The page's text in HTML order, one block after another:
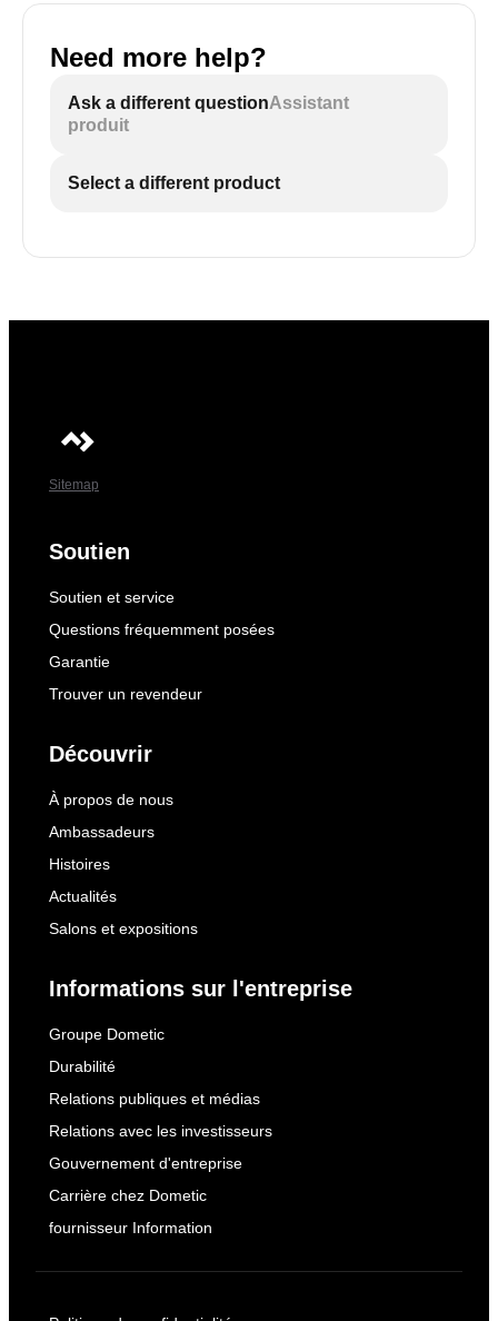
Need more help?
Ask a different questionAssistant
produit
Select a different product
Sitemap
Soutien
Soutien et service
Questions fréquemment posées
Garantie
Trouver un revendeur
Découvrir
À propos de nous
Ambassadeurs
Histoires
Actualités
Salons et expositions
Informations sur l'entreprise
Groupe Dometic
Durabilité
Relations publiques et médias
Relations avec les investisseurs
Gouvernement d'entreprise
Carrière chez Dometic
fournisseur Information